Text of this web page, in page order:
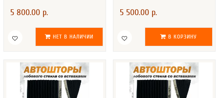
5 800.00 р.
НЕТ В НАЛИЧИИ
5 500.00 р.
В КОРЗИНУ